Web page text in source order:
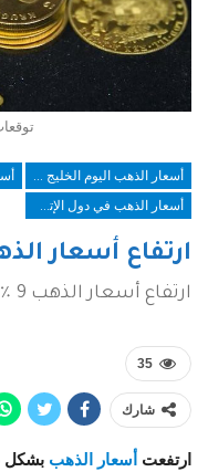
أسعار الذهب اليوم الخليج العربي
أسعار الذهب في دول الإتحاد الأوروبي
ارتفاع أسعار الذهب
ارتفاع أسعار الذهب 9 ٪
35
شارك
ارتفعت أسعار الذهب بشكل